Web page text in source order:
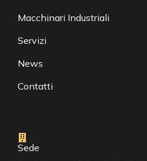
Macchinari Industriali
Servizi
News
Contatti
Sede